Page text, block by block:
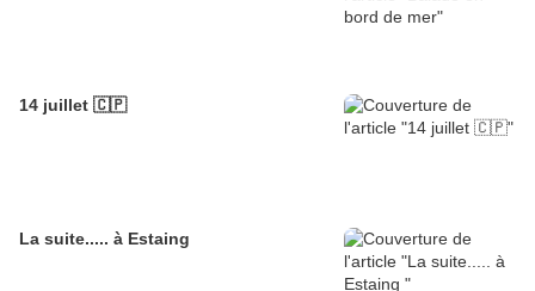
14 juillet 🇨🇵
La suite..... à Estaing